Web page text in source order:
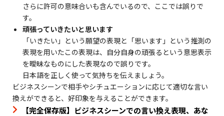
さらに許可の意味合いも含んでいるので、ここでは誤りで
す。
頑張っていきたいと思います
「いきたい」という願望の表現と「思います」という推測の
表現を用いたこの表現は、自分自身の頑張るという意思表示
を曖昧なものにした表現なので誤りです。
日本語を正しく使って気持ちを伝えましょう。
ビジネスシーンで相手やシチュエーションに応じて適切な言い
換えができると、好印象を与えることができます。
【完全保存版】ビジネスシーンでの言い換え表現、あな